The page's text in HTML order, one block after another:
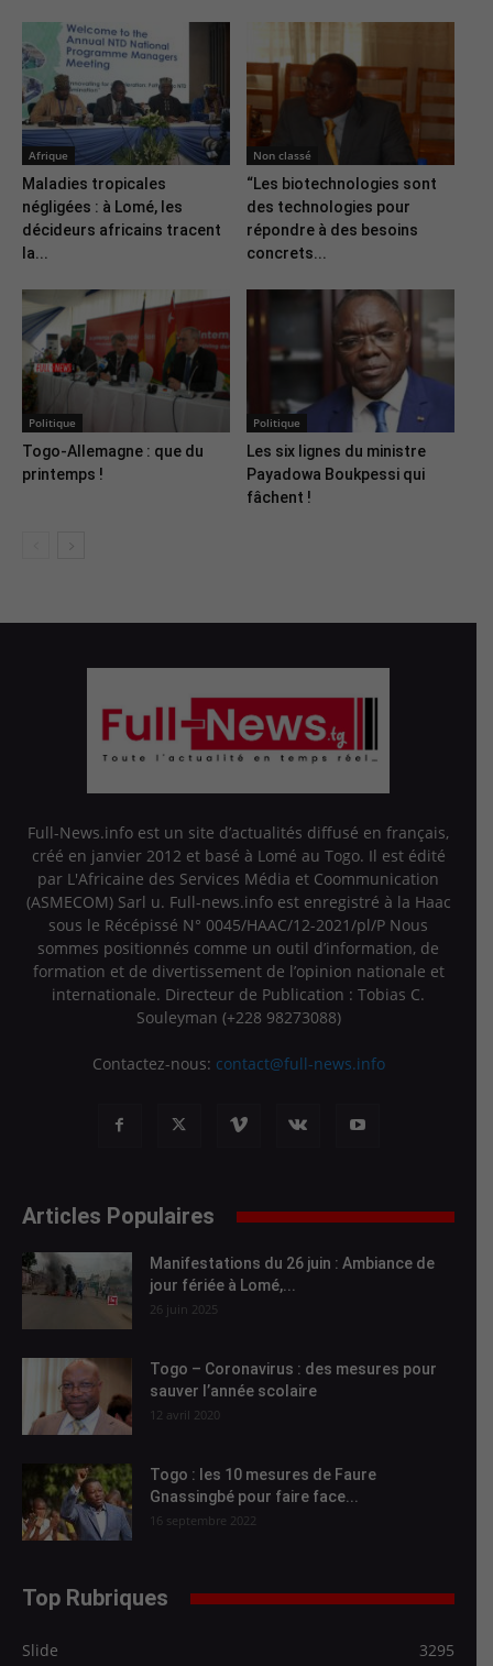
Afrique
Maladies tropicales
négligées : à Lomé, les
décideurs africains tracent
la...
Non classé
“Les biotechnologies sont
des technologies pour
répondre à des besoins
concrets...
Politique
Togo-Allemagne : que du
printemps !
Politique
Les six lignes du ministre
Payadowa Boukpessi qui
fâchent !
Full-News.info est un site d’actualités diffusé en français,
créé en janvier 2012 et basé à Lomé au Togo. Il est édité
par L'Africaine des Services Média et Coommunication
(ASMECOM) Sarl u. Full-news.info est enregistré à la Haac
sous le Récépissé N° 0045/HAAC/12-2021/pl/P Nous
sommes positionnés comme un outil d’information, de
formation et de divertissement de l’opinion nationale et
internationale. Directeur de Publication : Tobias C.
Souleyman (+228 98273088)
Contactez-nous: contact@full-news.info
Articles Populaires
Manifestations du 26 juin : Ambiance de
jour fériée à Lomé,...
26 juin 2025
Togo – Coronavirus : des mesures pour
sauver l’année scolaire
12 avril 2020
Togo : les 10 mesures de Faure
Gnassingbé pour faire face...
16 septembre 2022
Top Rubriques
Slide 3295